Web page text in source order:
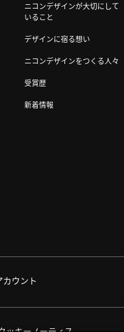
ニコンデザインが大切にして
いること
デザインに宿る想い
ニコンデザインをつくる人々
受賞歴
新着情報
ウント